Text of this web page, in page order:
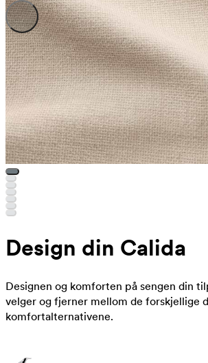
Design din Calida
Designen og komforten på sengen din
velger og fjerner mellom de forskjellige
komfortalternativene.